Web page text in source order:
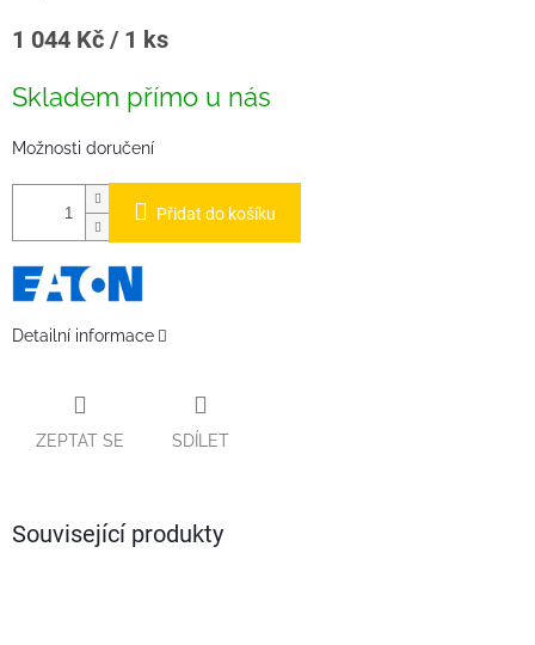
Měrná
1 044 Kč / 1 ks
Skladem přímo u nás
Možnosti doručení
Přidat do košíku
Detailní informace
ZEPTAT SE SDÍLET
Související produkty